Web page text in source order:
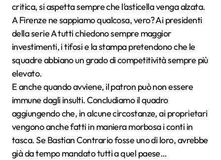
critica, si aspetta sempre che l’asticella venga alzata.
A Firenze ne sappiamo qualcosa, vero? Ai presidenti
della serie A tutti chiedono sempre maggior
investimenti, i tifosi e la stampa pretendono che le
squadre abbiano un grado di competitività sempre più
elevato.
E anche quando avviene, il patron può non essere
immune dagli insulti. Concludiamo il quadro
aggiungendo che, in alcune circostanze, ai proprietari
vengono anche fatti in maniera morbosa i conti in
tasca. Se Bastian Contrario fosse uno di loro, avrebbe
già da tempo mandato tutti a quel paese…